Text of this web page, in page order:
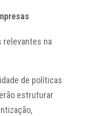
relevantes na
de políticas
estruturar